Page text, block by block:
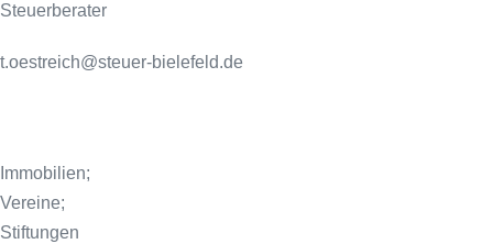
Steuerberater
t.oestreich@steuer-bielefeld.de
Immobilien;
Vereine;
Stiftungen